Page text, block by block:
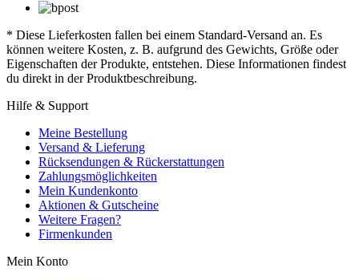
* Diese Lieferkosten fallen bei einem Standard-Versand an. Es
können weitere Kosten, z. B. aufgrund des Gewichts, Größe oder
Eigenschaften der Produkte, entstehen. Diese Informationen findest
du direkt in der Produktbeschreibung.
Hilfe & Support
Meine Bestellung
Versand & Lieferung
Rücksendungen & Rückerstattungen
Zahlungsmöglichkeiten
Mein Kundenkonto
Aktionen & Gutscheine
Weitere Fragen?
Firmenkunden
Mein Konto